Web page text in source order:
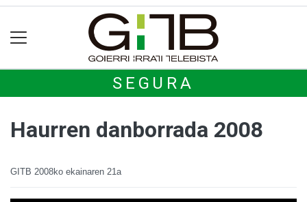
SEGURA
Haurren danborrada 2008
GITB 2008ko ekainaren 21a